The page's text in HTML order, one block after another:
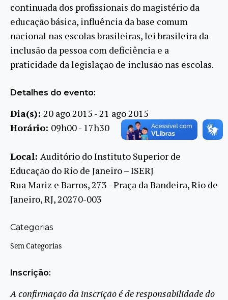
continuada dos profissionais do magistério da
educação básica, influência da base comum
nacional nas escolas brasileiras, lei brasileira da
inclusão da pessoa com deficiência e a
praticidade da legislação de inclusão nas escolas.
Detalhes do evento:
Dia(s): 20 ago 2015 - 21 ago 2015
Horário: 09h00 - 17h30
Local: Auditório do Instituto Superior de
Educação do Rio de Janeiro – ISERJ
Rua Mariz e Barros, 273 - Praça da Bandeira, Rio de
Janeiro, RJ, 20270-003
Categorias
Sem Categorias
Inscrição:
A confirmação da inscrição é de responsabilidade do